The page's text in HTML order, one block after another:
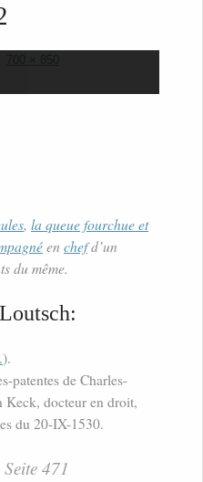
700 × 850
, la queue fourchue et
en chefd’un
du même.
).
patentes de Charles-
Keck, docteur en droit,
du 20-IX-1530.
Seite 471